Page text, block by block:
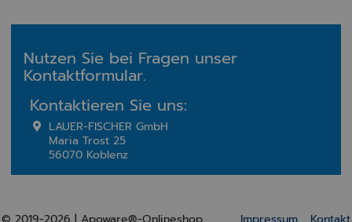
Nutzen Sie bei Fragen unser
Kontaktformular.
Kontaktieren Sie uns:
LAUER-FISCHER GmbH
Maria Trost 25
56070 Koblenz